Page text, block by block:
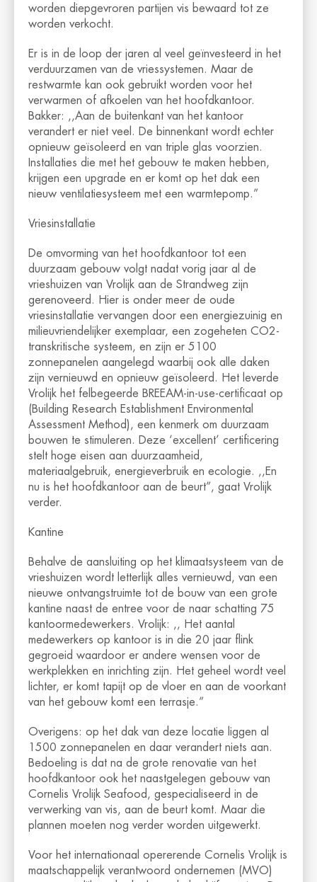
worden diepgevroren partijen vis bewaard tot ze
worden verkocht.
Er is in de loop der jaren al veel geïnvesteerd in het
verduurzamen van de vriessystemen. Maar de
restwarmte kan ook gebruikt worden voor het
verwarmen of afkoelen van het hoofdkantoor.
Bakker: ,,Aan de buitenkant van het kantoor
verandert er niet veel. De binnenkant wordt echter
opnieuw geïsoleerd en van triple glas voorzien.
Installaties die met het gebouw te maken hebben,
krijgen een upgrade en er komt op het dak een
nieuw ventilatiesysteem met een warmtepomp.”
Vriesinstallatie
De omvorming van het hoofdkantoor tot een
duurzaam gebouw volgt nadat vorig jaar al de
vrieshuizen van Vrolijk aan de Strandweg zijn
gerenoveerd. Hier is onder meer de oude
vriesinstallatie vervangen door een energiezuinig en
milieuvriendelijker exemplaar, een zogeheten CO2-
transkritische systeem, en zijn er 5100
zonnepanelen aangelegd waarbij ook alle daken
zijn vernieuwd en opnieuw geïsoleerd. Het leverde
Vrolijk het felbegeerde BREEAM-in-use-certificaat op
(Building Research Establishment Environmental
Assessment Method), een kenmerk om duurzaam
bouwen te stimuleren. Deze ‘excellent’ certificering
stelt hoge eisen aan duurzaamheid,
materiaalgebruik, energieverbruik en ecologie. ,,En
nu is het hoofdkantoor aan de beurt”, gaat Vrolijk
verder.
Kantine
Behalve de aansluiting op het klimaatsysteem van de
vrieshuizen wordt letterlijk alles vernieuwd, van een
nieuwe ontvangstruimte tot de bouw van een grote
kantine naast de entree voor de naar schatting 75
kantoormedewerkers. Vrolijk: ,, Het aantal
medewerkers op kantoor is in die 20 jaar flink
gegroeid waardoor er andere wensen voor de
werkplekken en inrichting zijn. Het geheel wordt veel
lichter, er komt tapijt op de vloer en aan de voorkant
van het gebouw komt een terrasje.”
Overigens: op het dak van deze locatie liggen al
1500 zonnepanelen en daar verandert niets aan.
Bedoeling is dat na de grote renovatie van het
hoofdkantoor ook het naastgelegen gebouw van
Cornelis Vrolijk Seafood, gespecialiseerd in de
verwerking van vis, aan de beurt komt. Maar die
plannen moeten nog verder worden uitgewerkt.
Voor het internationaal opererende Cornelis Vrolijk is
maatschappelijk verantwoord ondernemen (MVO)